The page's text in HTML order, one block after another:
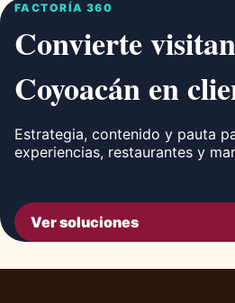
FACTORÍA 360
Convierte
Coyoacán en
Estrategia, contenido y pauta
experiencias, restaurantes y
Ver soluciones